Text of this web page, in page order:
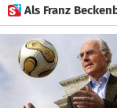
 Als Franz